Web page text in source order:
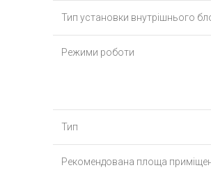
Тип установки внутрішнього
Режими роботи
Тип
Рекомендована площа